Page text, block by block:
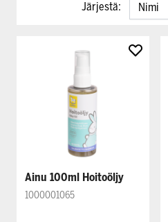
Järjestä:
Ainu 100ml Hoitoöljy
1000001065